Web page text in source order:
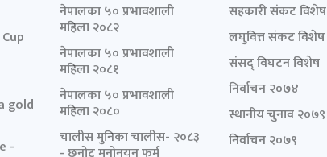
gold
-
नेपालका ५० प्रभावशाली
महिला २०८२
नेपालका ५० प्रभावशाली
महिला २०८१
नेपालका ५० प्रभावशाली
महिला २०८०
चालीस मुनिका चालीस- २०८३
सहकारी संकट विशेष
लघुवित्त संकट विशेष
संसद् विघटन विशेष
निर्वाचन २०७४
स्थानीय चुनाव २०७९
निर्वाचन २०७९